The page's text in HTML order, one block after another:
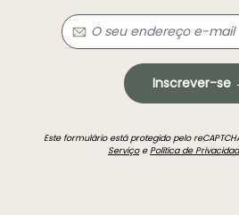
Inscrever-se
Este formulário está protegido pelo
ServiçoePolítica de